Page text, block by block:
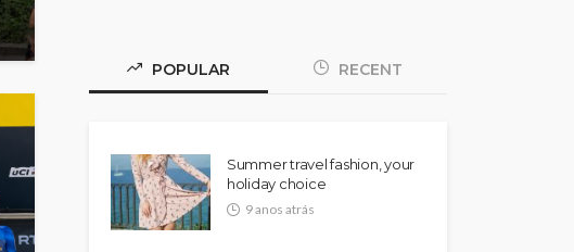
POPULAR RECENT
Summer travel fashion, your
holiday choice
9 anos atrás